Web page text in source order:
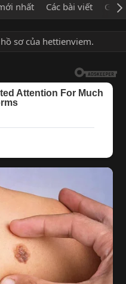
nhất Các bài viết Giới
sơ của hettienviem.